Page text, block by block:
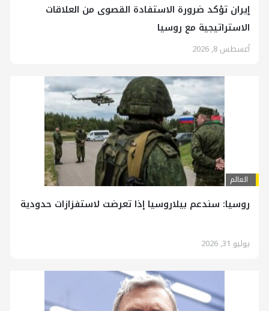
إيران تؤكد ضرورة الاستفادة القصوى من العلاقات
الاستراتيجية مع روسيا
أغسطس 8, 2026
العالم
روسيا: سندعم بيلاروسيا إذا تعرضت لاستفزازات حدودية
يوليو 31, 2026